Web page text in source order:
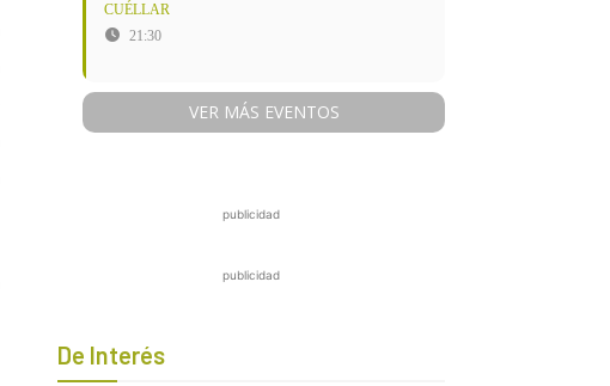
CUÉLLAR
21:30
VER MÁS EVENTOS
publicidad
publicidad
De Interés